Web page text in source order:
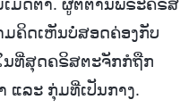
ເມດຕາ. ຜູ້ຕໍ່ຕ້ານພຣະຄຣິສ
ມຄິດເຫັນບໍ່ສອດຄ່ອງກັບ
ນທີ່ສຸດຄຣິສຕະຈັກກໍຖືກ
ແລະ ກຸ່ມທີ່ເປັນກາງ.